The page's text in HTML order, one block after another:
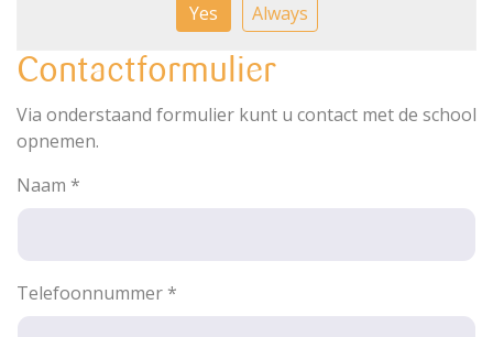
Yes Always
Contactformulier
Via onderstaand formulier kunt u contact met de school
opnemen.
Naam *
Telefoonnummer *